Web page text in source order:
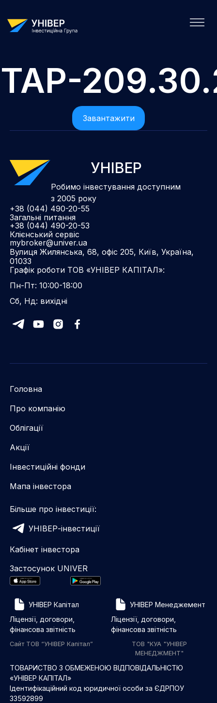
Завантажити
УНІВЕР
Робимо інвестування доступним
з 2005 року
+38 (044) 490-20-55
Загальні питання
+38 (044) 490-20-53
Клієнський сервіс
mybroker@univer.ua
Вулиця Жилянська, 68, офіс 205, Київ, Україна,
01033
Графік роботи ТОВ «УНІВЕР КАПІТАЛ»:
Пн-Пт: 10:00-18:00
Сб, Нд: вихідні
Головна
Про компанію
Облігації
Акції
Інвестиційні фонди
Мапа інвестора
Більше про інвестиції:
УНІВЕР-інвестиції
Кабінет інвестора
Застосунок UNIVER
УНІВЕР Капітал
Ліцензії, договори,
фінансова звітність
Сайт ТОВ “УНІВЕР Капітал”
УНІВЕР Менеджемент
Ліцензії, договори,
фінансова звітність
ТОВ "КУА "УНІВЕР
МЕНЕДЖМЕНТ"
ТОВАРИСТВО З ОБМЕЖЕНОЮ ВІДПОВІДАЛЬНІСТЮ
«УНІВЕР КАПІТАЛ»
Ідентифікаційний код юридичної особи за ЄДРПОУ
33592899